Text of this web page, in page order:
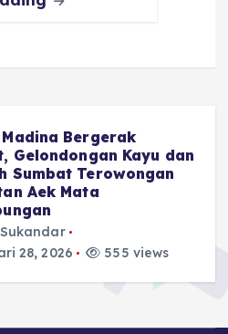
Madina Bergerak
Gelondongan Kayu dan
Sumbat Terowongan
Aek Mata
28, 2026
555 views